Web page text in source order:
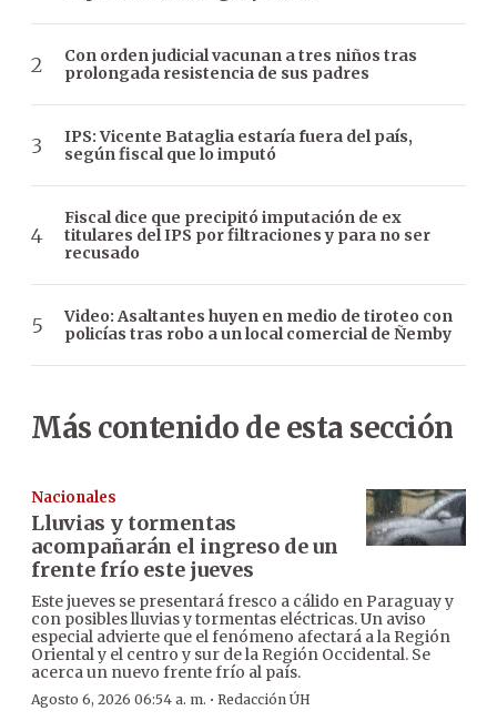
Con orden judicial vacunan a tres niños tras
prolongada resistencia de sus padres
IPS: Vicente Bataglia estaría fuera del país,
según fiscal que lo imputó
Fiscal dice que precipitó imputación de ex
titulares del IPS por filtraciones y para no ser
recusado
Video: Asaltantes huyen en medio de tiroteo con
policías tras robo a un local comercial de Ñemby
Más contenido de esta sección
Nacionales
Lluvias y tormentas
acompañarán el ingreso de un
frente frío este jueves
Este jueves se presentará fresco a cálido en Paraguay y
con posibles lluvias y tormentas eléctricas. Un aviso
especial advierte que el fenómeno afectará a la Región
Oriental y el centro y sur de la Región Occidental. Se
acerca un nuevo frente frío al país.
Agosto 6, 2026 06:54 a. m. · Redacción ÚH